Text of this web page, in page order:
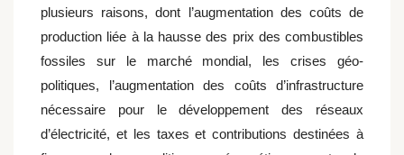
plusieurs raisons, dont l’augmentation des coûts de
production liée à la hausse des prix des combustibles
fossiles sur le marché mondial, les crises géo-
politiques, l’augmentation des coûts d’infrastructure
nécessaire pour le développement des réseaux
d’électricité, et les taxes et contributions destinées à